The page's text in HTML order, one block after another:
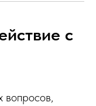
с
вопросов,